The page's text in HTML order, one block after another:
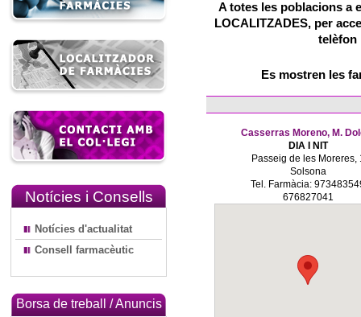
Notícies i Consells
Notícies d'actualitat
Consell farmacèutic
Borsa de treball / Anuncis
A totes les poblacions a
LOCALITZADES, per
telèfon
Es mostren les
Casserras Moreno, M.
DIA I NIT
Passeig de les Moreres,
Solsona
Tel. Farmàcia:
676827041